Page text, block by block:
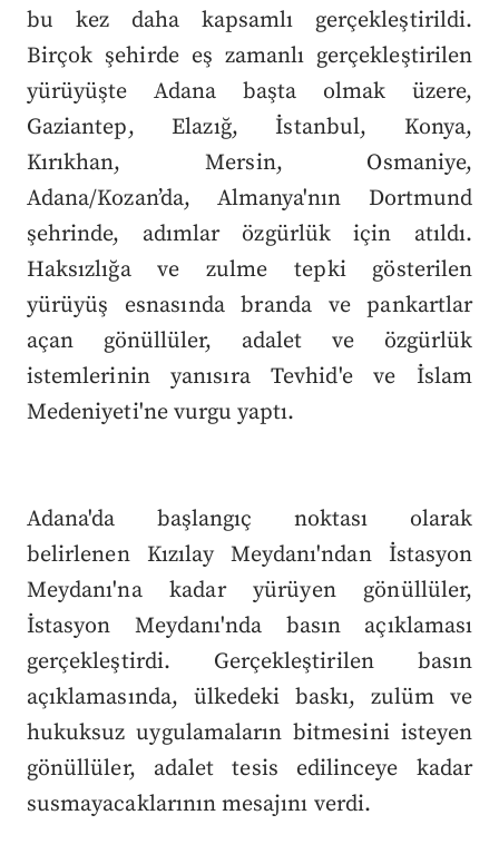
bu kez daha kapsamlı gerçekleştirildi.
Birçok şehirde eş zamanlı gerçekleştirilen
yürüyüşte Adana başta olmak üzere,
Gaziantep, Elazığ, İstanbul, Konya,
Kırıkhan, Mersin, Osmaniye,
Adana/Kozan’da, Almanya'nın Dortmund
şehrinde, adımlar özgürlük için atıldı.
Haksızlığa ve zulme tepki gösterilen
yürüyüş esnasında branda ve pankartlar
açan gönüllüler, adalet ve özgürlük
istemlerinin yanısıra Tevhid'e ve İslam
Medeniyeti'ne vurgu yaptı.
Adana'da başlangıç noktası olarak
belirlenen Kızılay Meydanı'ndan İstasyon
Meydanı'na kadar yürüyen gönüllüler,
İstasyon Meydanı'nda basın açıklaması
gerçekleştirdi. Gerçekleştirilen basın
açıklamasında, ülkedeki baskı, zulüm ve
hukuksuz uygulamaların bitmesini isteyen
gönüllüler, adalet tesis edilinceye kadar
susmayacaklarının mesajını verdi.